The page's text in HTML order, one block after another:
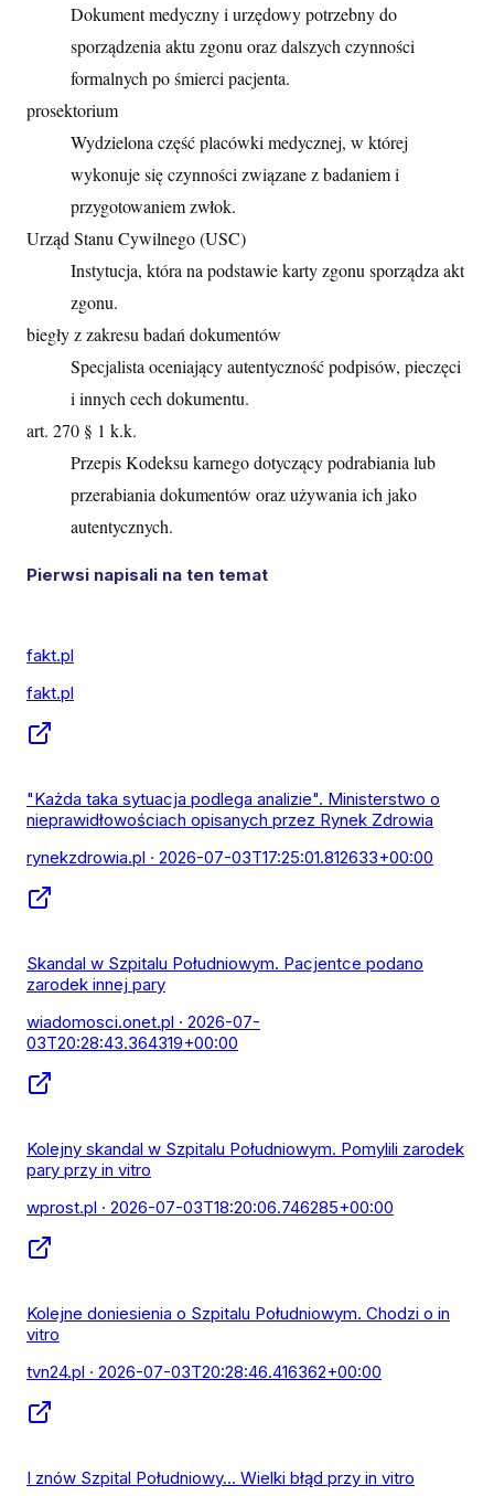
Dokument medyczny i urzędowy potrzebny do
sporządzenia aktu zgonu oraz dalszych czynności
formalnych po śmierci pacjenta.
prosektorium
Wydzielona część placówki medycznej, w której
wykonuje się czynności związane z badaniem i
przygotowaniem zwłok.
Urząd Stanu Cywilnego (USC)
Instytucja, która na podstawie karty zgonu sporządza akt
zgonu.
biegły z zakresu badań dokumentów
Specjalista oceniający autentyczność podpisów, pieczęci
i innych cech dokumentu.
art. 270 § 1 k.k.
Przepis Kodeksu karnego dotyczący podrabiania lub
przerabiania dokumentów oraz używania ich jako
autentycznych.
Pierwsi napisali na ten temat
fakt.pl
fakt.pl
"Każda taka sytuacja podlega analizie". Ministerstwo o
nieprawidłowościach opisanych przez Rynek Zdrowia
rynekzdrowia.pl · 2026-07-03T17:25:01.812633+00:00
Skandal w Szpitalu Południowym. Pacjentce podano
zarodek innej pary
wiadomosci.onet.pl · 2026-07-
03T20:28:43.364319+00:00
Kolejny skandal w Szpitalu Południowym. Pomylili zarodek
pary przy in vitro
wprost.pl · 2026-07-03T18:20:06.746285+00:00
Kolejne doniesienia o Szpitalu Południowym. Chodzi o in
vitro
tvn24.pl · 2026-07-03T20:28:46.416362+00:00
I znów Szpital Południowy... Wielki błąd przy in vitro